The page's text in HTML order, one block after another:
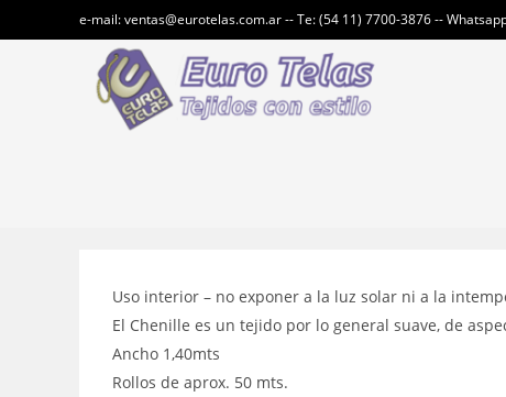
al
e-mail: ventas@eurotelas.com.ar -- Te: (54 11) 7700-3876 --
Uso interior – no exponer a la luz solar ni a la
El Chenille es un tejido por lo general suave, de
Ancho 1,40mts
Rollos de aprox. 50 mts.